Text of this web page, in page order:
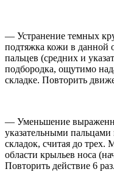
— Устранение темных
подтяжка кожи в данной
пальцев (средних и
подбородка, ощутимо
складке. Повторить
— Уменьшение
указательными пальцами
складок, считая до
области крыльев носа
Повторить действие 6 раз.